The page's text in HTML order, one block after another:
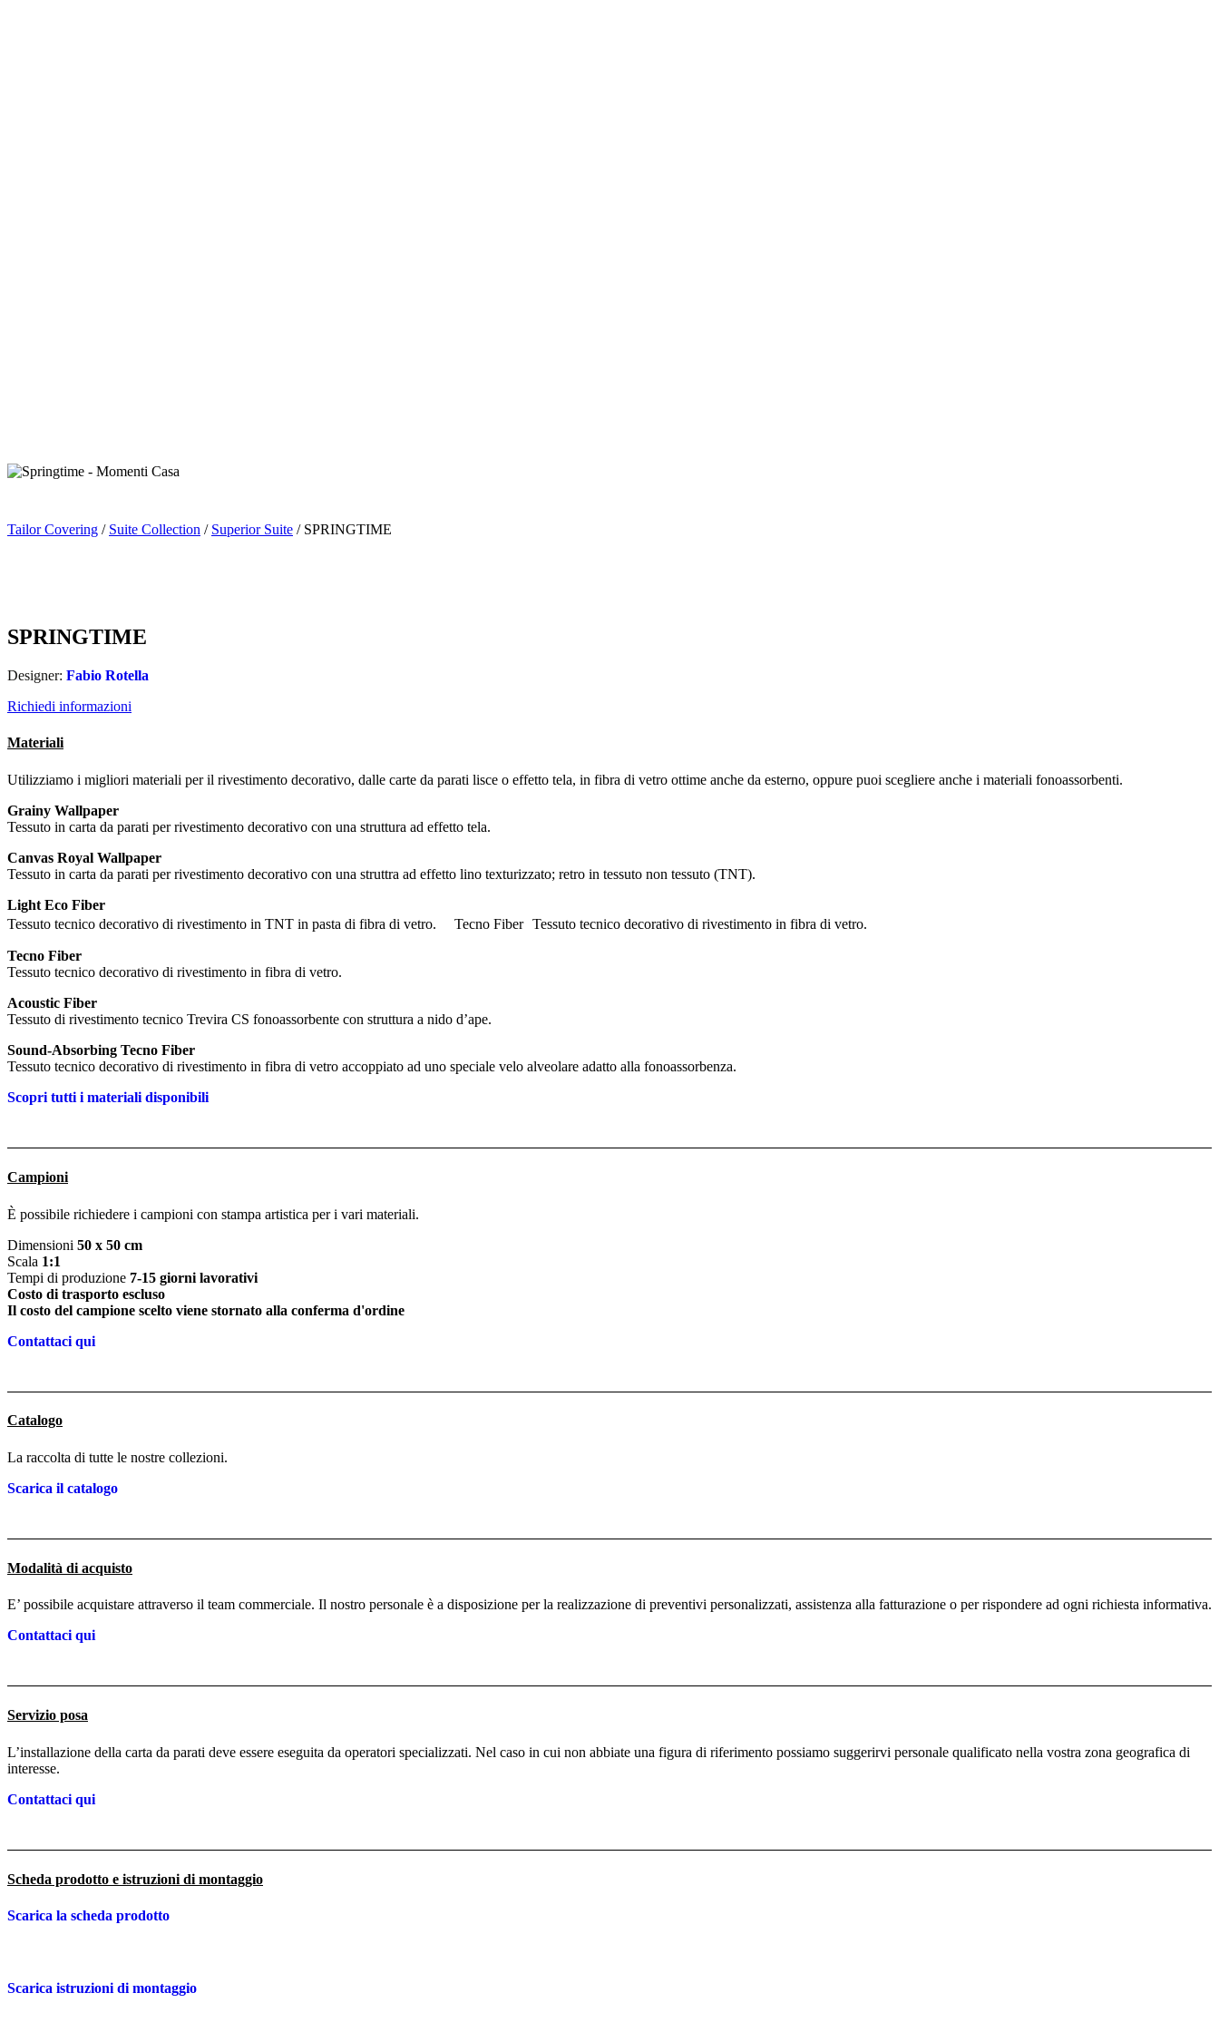
Tailor Covering / Suite Collection / Superior Suite / SPRINGTIME
SPRINGTIME
Designer: Fabio Rotella
Richiedi informazioni
Materiali
Utilizziamo i migliori materiali per il rivestimento decorativo, dalle carte da parati lisce o effetto tela, in fibra di vetro ottime anche da esterno, oppure puoi scegliere anche i materiali fonoassorbenti.
Grainy Wallpaper
Tessuto in carta da parati per rivestimento decorativo con una struttura ad effetto tela.
Canvas Royal Wallpaper
Tessuto in carta da parati per rivestimento decorativo con una struttra ad effetto lino texturizzato; retro in tessuto non tessuto (TNT).
Light Eco Fiber
Tessuto tecnico decorativo di rivestimento in TNT in pasta di fibra di vetro. Tecno Fiber Tessuto tecnico decorativo di rivestimento in fibra di vetro.
Tecno Fiber
Tessuto tecnico decorativo di rivestimento in fibra di vetro.
Acoustic Fiber
Tessuto di rivestimento tecnico Trevira CS fonoassorbente con struttura a nido d’ape.
Sound-Absorbing Tecno Fiber
Tessuto tecnico decorativo di rivestimento in fibra di vetro accoppiato ad uno speciale velo alveolare adatto alla fonoassorbenza.
Scopri tutti i materiali disponibili
Campioni
È possibile richiedere i campioni con stampa artistica per i vari materiali.
Dimensioni 50 x 50 cm
Scala 1:1
Tempi di produzione 7-15 giorni lavorativi
Costo di trasporto escluso
Il costo del campione scelto viene stornato alla conferma d'ordine
Contattaci qui
Catalogo
La raccolta di tutte le nostre collezioni.
Scarica il catalogo
Modalità di acquisto
E’ possibile acquistare attraverso il team commerciale. Il nostro personale è a disposizione per la realizzazione di preventivi personalizzati, assistenza alla fatturazione o per rispondere ad ogni richiesta informativa.
Contattaci qui
Servizio posa
L’installazione della carta da parati deve essere eseguita da operatori specializzati. Nel caso in cui non abbiate una figura di riferimento possiamo suggerirvi personale qualificato nella vostra zona geografica di
interesse.
Contattaci qui
Scheda prodotto e istruzioni di montaggio
Scarica la scheda prodotto
Scarica istruzioni di montaggio